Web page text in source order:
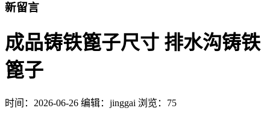
新留言
成品铸铁篦子尺寸 排水沟铸铁
篦子
时间： 2026-06-26 编辑：jinggai 浏览：75